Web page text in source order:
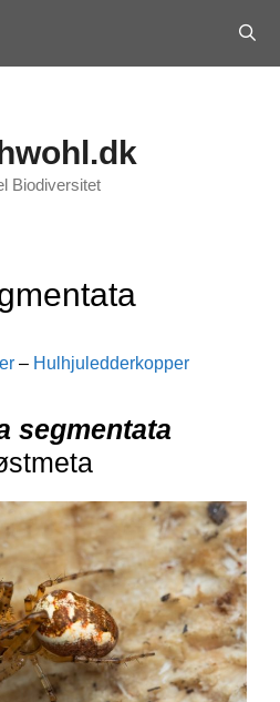
Biodiversitet
– Hulhjuledderkopper
segmentata